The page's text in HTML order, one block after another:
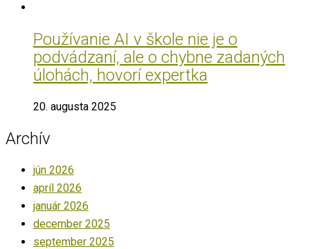
Používanie AI v škole nie je o
podvádzaní, ale o chybne zadaných
úlohách, hovorí expertka
20. augusta 2025
Archív
jún 2026
apríl 2026
január 2026
december 2025
september 2025